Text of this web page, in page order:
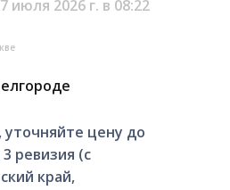
июля 2026 г. в 08:22
уточняйте цену до
ревизия (с
край,